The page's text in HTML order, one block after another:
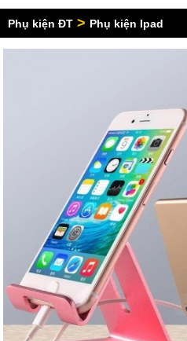
Phụ kiện ĐT > Phụ kiện Ipad